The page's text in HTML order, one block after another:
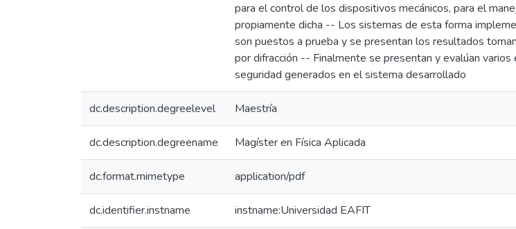
para el control de los dispositivos mecánicos, para el
propiamente dicha -- Los sistemas de esta forma
son puestos a prueba y se presentan los resultados
por difracción -- Finalmente se presentan y evalúan
seguridad generados en el sistema desarrollado
dc.description.degreelevel Maestría
dc.description.degreename Magíster en Física Aplicada
dc.format.mimetype application/pdf
dc.identifier.instname instname:Universidad EAFIT